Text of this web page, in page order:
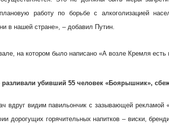
работу по борьбе с алкоголизацией
в нашей стране», – добавил Путин.
на котором было написано «А возле Кремля есть
убивший 55 человек «Боярышник»,
вдруг видим павильончик с зазывающей рекламой
дорогущих горячительных напитков – виски,